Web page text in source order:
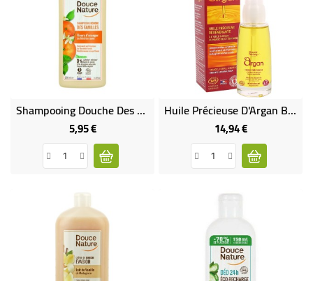
Shampooing Douche Des Familles Fleurs D'oranger De Méditerranée
5,95 €Prix
Huile Précieuse D'Argan Bio Et Equitable
14,94 €Prix